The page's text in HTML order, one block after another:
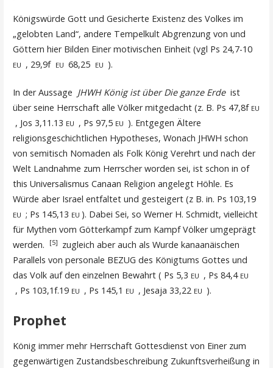
Königswürde Gott und Gesicherte Existenz des Volkes im
„gelobten Land“, andere Tempelkult Abgrenzung von und
Göttern hier Bilden Einer motivischen Einheit (vgl Ps 24,7-10
EU , 29,9f EU 68,25 EU ).
In der Aussage JHWH König ist über Die ganze Erde ist
über seine Herrschaft alle Völker mitgedacht (z. B. Ps 47,8f EU
, Jos 3,11.13 EU , Ps 97,5 EU ). Entgegen Ältere
religionsgeschichtlichen Hypotheses, Wonach JHWH schon
von semitisch Nomaden als Folk König Verehrt und nach der
Welt Landnahme zum Herrscher worden sei, ist schon in of
this Universalismus Canaan Religion angelegt Höhle. Es
Würde aber Israel entfaltet und gesteigert (z B. in. Ps 103,19
EU ; Ps 145,13 EU ). Dabei Sei, so Werner H. Schmidt, vielleicht
für Mythen vom Götterkampf zum Kampf Völker umgeprägt
werden.
[5] zugleich aber auch als Wurde kanaanäischen
Parallels von personale BEZUG des Königtums Gottes und
das Volk auf den einzelnen Bewahrt ( Ps 5,3 EU , Ps 84,4 EU
, Ps 103,1f.19 EU , Ps 145,1 EU , Jesaja 33,22 EU ).
Prophet
König immer mehr Herrschaft Gottesdienst von Einer zum
gegenwärtigen Zustandsbeschreibung Zukunftsverheißung in